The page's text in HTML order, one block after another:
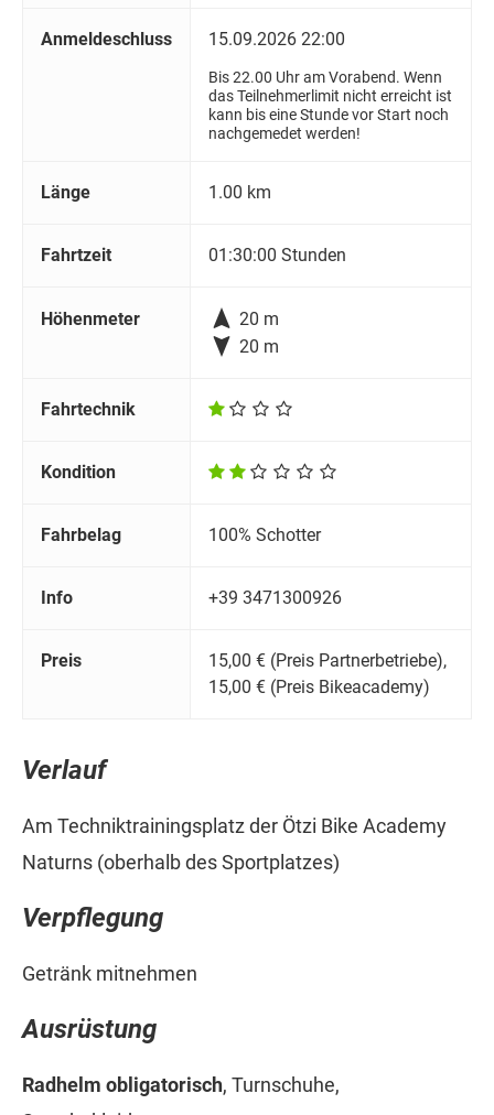
Anmeldeschluss 15.09.2026 22:00
Bis 22.00 Uhr am Vorabend. Wenn
das Teilnehmerlimit nicht erreicht ist
kann bis eine Stunde vor Start noch
nachgemedet werden!
Länge 1.00 km
Fahrtzeit 01:30:00 Stunden
Höhenmeter  20 m
 20 m
Fahrtechnik
Kondition
Fahrbelag 100% Schotter
Info +39 3471300926
Preis
15,00 € (Preis Partnerbetriebe),
15,00 € (Preis Bikeacademy)
Verlauf
Am Techniktrainingsplatz der Ötzi Bike Academy
Naturns (oberhalb des Sportplatzes)
Verpflegung
Getränk mitnehmen
Ausrüstung
Radhelm obligatorisch, Turnschuhe,